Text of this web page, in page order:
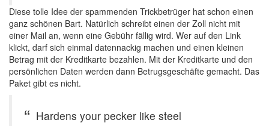
Diese tolle Idee der spammenden Trickbetrüger hat schon einen
ganz schönen Bart. Natürlich schreibt einen der Zoll nicht mit
einer Mail an, wenn eine Gebühr fällig wird. Wer auf den Link
klickt, darf sich einmal datennackig machen und einen kleinen
Betrag mit der Kreditkarte bezahlen. Mit der Kreditkarte und den
persönlichen Daten werden dann Betrugsgeschäfte gemacht. Das
Paket gibt es nicht.
Hardens your pecker like steel